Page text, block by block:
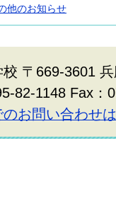
他のお知らせ
校 〒669-3601
82-1148 Fax：
のお問い合わせ